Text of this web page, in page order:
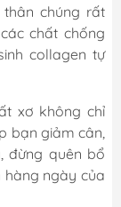
chúng rất
chất chống
collagen tự
xơ không chỉ
bạn giảm cân,
đừng quên bổ
hàng ngày của